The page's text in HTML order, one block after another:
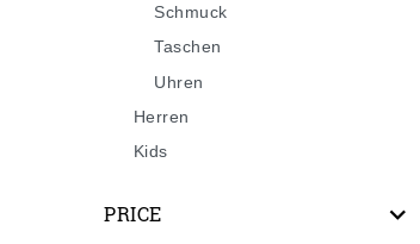
Schmuck
Taschen
Uhren
Herren
Kids
PRICE